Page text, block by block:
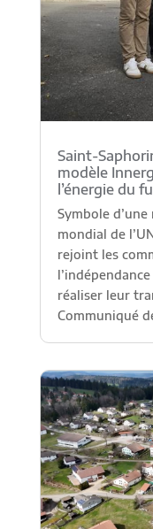
Saint-
modèle
l’énergie du
Symbole
mondial de
rejoint les
réaliser leur
Communiqué